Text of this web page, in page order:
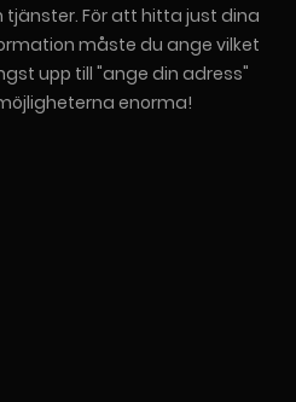
För att hitta just dina
måste du ange vilket
upp till "ange din adress"
enorma!